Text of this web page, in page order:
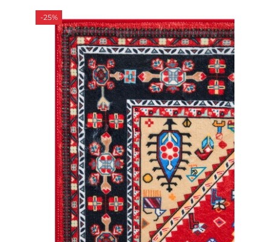
-25%